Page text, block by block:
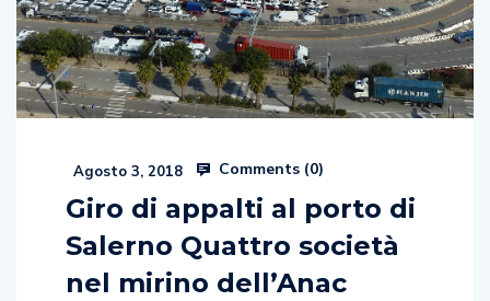
Agosto 3, 2018 Comments (0)
Giro di appalti al porto di
Salerno Quattro società
nel mirino dell’Anac